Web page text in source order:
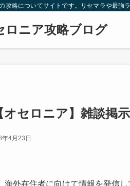
攻略についてサイトです。リセマラや最強
ロニア攻略ブログ
オセロニア】雑談掲
4月23日
海外在住者に向けて情報を発信し